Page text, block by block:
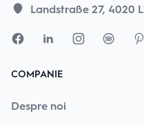
Landstraße 27, 4020
COMPANIE
Despre noi